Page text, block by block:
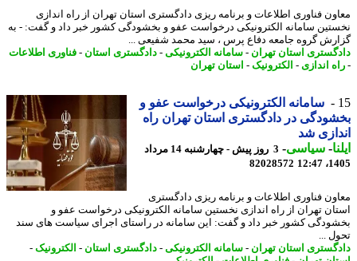
فناوری اطلاعات و برنامه ریزی دادگستری استان تهران از راه اندازی
سامانه الکترونیکی درخواست عفو و بخشودگی کشور خبر داد و گفت: - به
گروه جامعه دفاع پرس ، سید محمد شفیعی ...
استان تهران- سامانه الکترونیکی-دادگستری استان-فناوری اطلاعات
اندازی- الکترونیک-استان تهران
سامانه الکترونیکی درخواست عفو و
در دادگستری استان تهران راه
شد
-سیاسی-
3 روز پیش - چهارشنبه 14 مرداد
82028572
فناوری اطلاعات و برنامه ریزی دادگستری
تهران از راه اندازی نخستین سامانه الکترونیکی درخواست عفو و
کشور خبر داد و گفت: این سامانه در راستای اجرای سیاست های سند
...
استان تهران- سامانه الکترونیکی-دادگستری استان-الکترونیک-